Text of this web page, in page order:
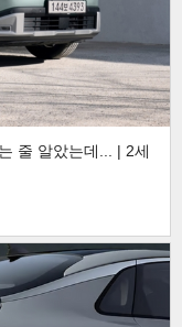
줄 알았는데... | 2세